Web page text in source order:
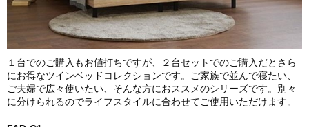
１台でのご購入もお値打ちですが、２台セットでのご購入だとさら
にお得なツインベッドコレクションです。ご家族で並んで寝たい、
ご夫婦で広々使いたい、そんな方におススメのシリーズです。別々
に分けられるのでライフスタイルに合わせてご使用いただけます。